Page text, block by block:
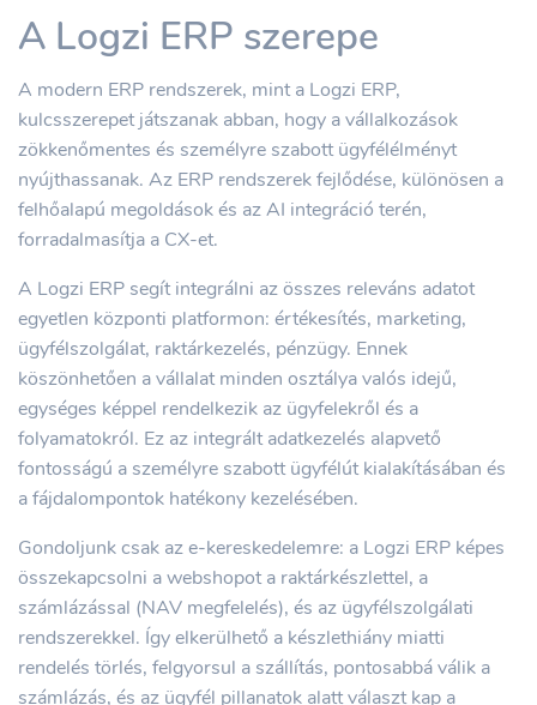
A Logzi ERP szerepe
A modern ERP rendszerek, mint a Logzi ERP,
kulcsszerepet játszanak abban, hogy a vállalkozások
zökkenőmentes és személyre szabott ügyfélélményt
nyújthassanak. Az ERP rendszerek fejlődése, különösen a
felhőalapú megoldások és az AI integráció terén,
forradalmasítja a CX-et.
A Logzi ERP segít integrálni az összes releváns adatot
egyetlen központi platformon: értékesítés, marketing,
ügyfélszolgálat, raktárkezelés, pénzügy. Ennek
köszönhetően a vállalat minden osztálya valós idejű,
egységes képpel rendelkezik az ügyfelekről és a
folyamatokról. Ez az integrált adatkezelés alapvető
fontosságú a személyre szabott ügyfélút kialakításában és
a fájdalompontok hatékony kezelésében.
Gondoljunk csak az e-kereskedelemre: a Logzi ERP képes
összekapcsolni a webshopot a raktárkészlettel, a
számlázással (NAV megfelelés), és az ügyfélszolgálati
rendszerekkel. Így elkerülhető a készlethiány miatti
rendelés törlés, felgyorsul a szállítás, pontosabbá válik a
számlázás, és az ügyfél pillanatok alatt választ kap a